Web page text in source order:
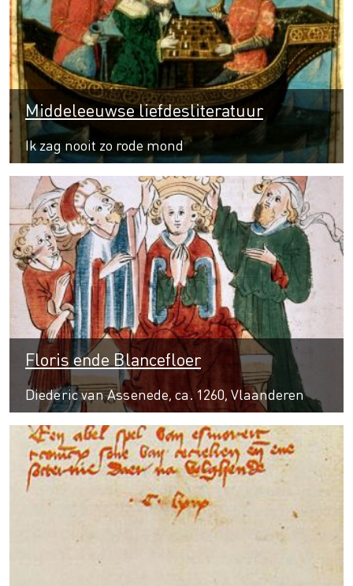
Middeleeuwse liefdesliteratuur
Ik zag nooit zo rode mond
Floris ende Blancefloer
Diederic van Assenede, ca. 1260, Vlaanderen